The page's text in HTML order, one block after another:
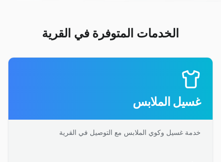
الخدمات المتوفرة في القرية
غسيل الملابس
خدمة غسيل وكوي الملابس مع التوصيل في القرية